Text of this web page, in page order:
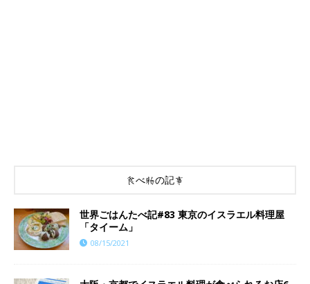
食べ物の記事
世界ごはんたべ記#83 東京のイスラエル料理屋
「タイーム」
08/15/2021